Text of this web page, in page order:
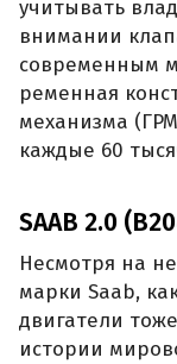
учитывать
внимании
современным
ременная
механизма
каждые 60
SAAB 2.0
Несмотря на
марки Saab,
двигатели
истории